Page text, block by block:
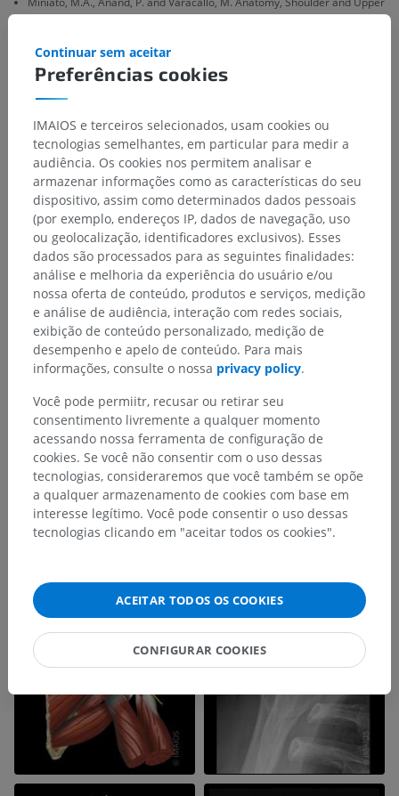
Limb, Shoulder. [Updated 2022 Jul 25]. In:StatPearls [Internet].Treasure
https://www.ncbi.nlm.nih.gov/books/NBK536933/
Drake, R.L., Vogl, A.W. and Mitchell, A.W.M. (2009). ‘Chapter 7: Upper
Limb’ in
Galeria
Preferências cookies
Continuar sem aceitar
IMAIOS e terceiros selecionados, usam cookies ou
tecnologias semelhantes, em particular para medir a
audiência. Os cookies nos permitem analisar e
armazenar informações como as características do seu
dispositivo, assim como determinados dados pessoais
(por exemplo, endereços IP, dados de navegação, uso
ou geolocalização, identificadores exclusivos). Esses
dados são processados para as seguintes finalidades:
análise e melhoria da experiência do usuário e/ou
nossa oferta de conteúdo, produtos e serviços, medição
e análise de audiência, interação com redes sociais,
exibição de conteúdo personalizado, medição de
desempenho e apelo de conteúdo. Para mais
informações, consulte o nossa privacy policy.
Você pode permiitr, recusar ou retirar seu
consentimento livremente a qualquer momento
acessando nossa ferramenta de configuração de
cookies. Se você não consentir com o uso dessas
tecnologias, consideraremos que você também se opõe
a qualquer armazenamento de cookies com base em
interesse legítimo. Você pode consentir o uso dessas
tecnologias clicando em "aceitar todos os cookies".
ACEITAR TODOS OS COOKIES
CONFIGURAR COOKIES